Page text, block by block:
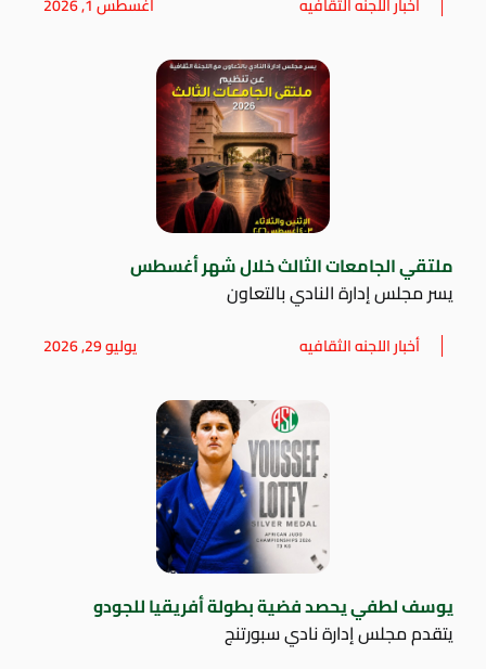
ملتقي الجامعات الثالث خلال شهر أغسطس
يسر مجلس إدارة النادي بالتعاون
أخبار اللجنه الثقافيه يوليو 29, 2026
يوسف لطفي يحصد فضية بطولة أفريقيا للجودو
يتقدم مجلس إدارة نادي سبورتنج